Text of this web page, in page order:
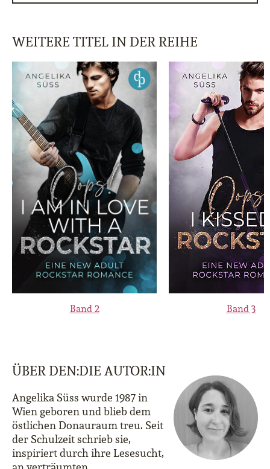
WEITERE TITEL IN DER REIHE
Band 2 Band 3
ÜBER DEN:DIE AUTOR:IN
Angelika Süss wurde 1987 in
Wien geboren und blieb dem
östlichen Donauraum treu. Seit
der Schulzeit schrieb sie,
inspiriert durch ihre Lesesucht,